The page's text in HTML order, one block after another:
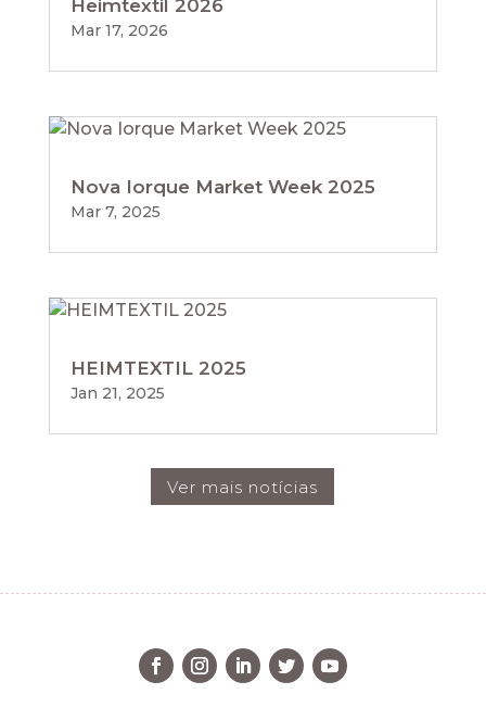
Heimtextil 2026
Mar 17, 2026
Nova Iorque Market Week 2025
Mar 7, 2025
HEIMTEXTIL 2025
Jan 21, 2025
Ver mais notícias